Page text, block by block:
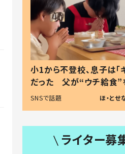
小1から不登校、息子は「
だった 父が“ウチ給食”
る理由とは #令和の親 #
SNSで話題 ほ・と
ライター募